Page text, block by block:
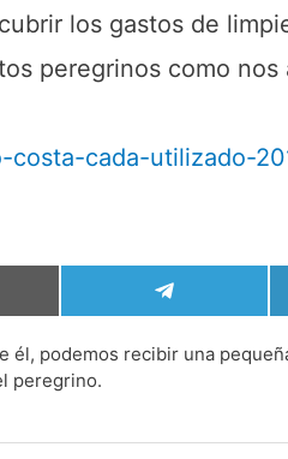
los gastos de
peregrinos como nos
cada-utilizado-
Compartir
en
Telegram
él, podemos recibir una
peregrino.